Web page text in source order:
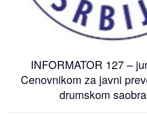
Fotografije
Događaji
Skupština udruženja
Siva ekonomija
Savetnici
Marketing
Zastupanje i posredovanje
Fakultet tehničkih nauka Novi Sad
Skupovi i konferencije
INFORMATOR 127 –
Cenovnikom za javni
drumskom